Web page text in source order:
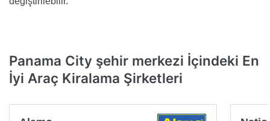
Panama City şehir merkezi İçindeki En
İyi Araç Kiralama Şirketleri